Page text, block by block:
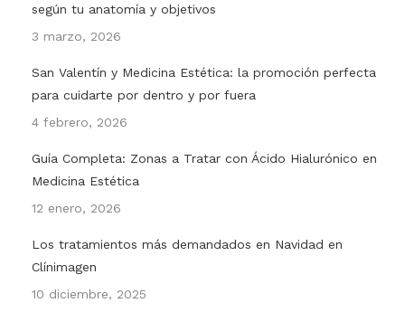
según tu anatomía y objetivos
3 marzo, 2026
San Valentín y Medicina Estética: la promoción perfecta
para cuidarte por dentro y por fuera
4 febrero, 2026
Guía Completa: Zonas a Tratar con Ácido Hialurónico en
Medicina Estética
12 enero, 2026
Los tratamientos más demandados en Navidad en
Clínimagen
10 diciembre, 2025